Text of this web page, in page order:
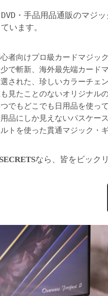
・手品用品通販のマジッ
います。
者向けプロ級カードマジッ
で斬新、海外最先端カード
された、珍しいカラーチェ
見たことのないオリジナル
でもどこでも日用品を使っ
品にしか見えないパスケー
トを使った貫通マジック・
なら、皆をビック